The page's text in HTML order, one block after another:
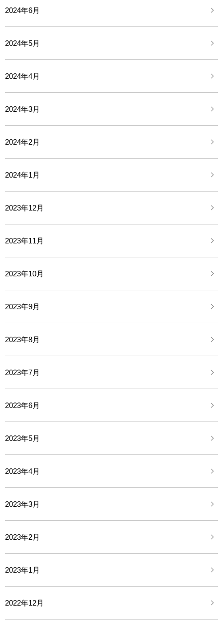
2024年6月
2024年5月
2024年4月
2024年3月
2024年2月
2024年1月
2023年12月
2023年11月
2023年10月
2023年9月
2023年8月
2023年7月
2023年6月
2023年5月
2023年4月
2023年3月
2023年2月
2023年1月
2022年12月